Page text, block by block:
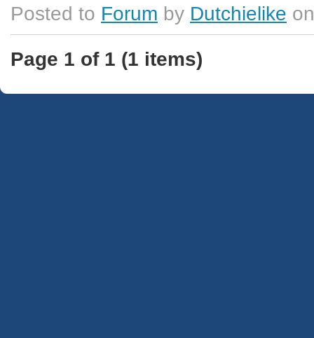
Posted to Forum by Dutchielike
Page 1 of 1 (1 items)